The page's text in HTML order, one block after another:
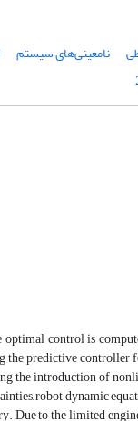
نامعینی‌‌های سیستم
optimal control is
predictive
the introduction of
robot dynamic
Due to the limited